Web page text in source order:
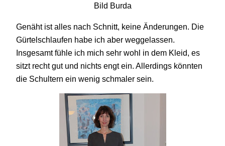
Bild Burda
Genäht ist alles nach Schnitt, keine Änderungen. Die
Gürtelschlaufen habe ich aber weggelassen.
Insgesamt fühle ich mich sehr wohl in dem Kleid, es
sitzt recht gut und nichts engt ein. Allerdings könnten
die Schultern ein wenig schmaler sein.